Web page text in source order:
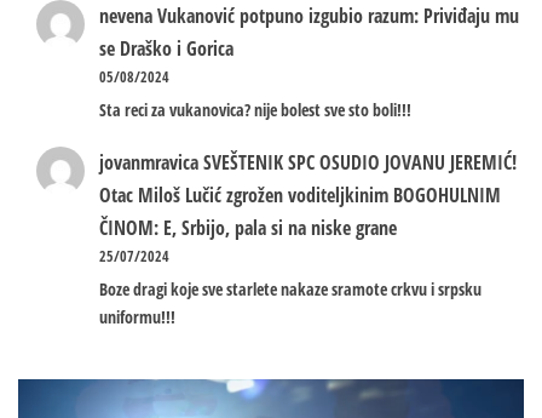
nevenaVukanović potpuno izgubio razum: Priviđaju mu
se Draško i Gorica
05/08/2024
Sta reci za vukanovica? nije bolest sve sto boli!!!
jovanmravicaSVEŠTENIK SPC OSUDIO JOVANU JEREMIĆ!
Otac Miloš Lučić zgrožen voditeljkinim BOGOHULNIM
ČINOM: E, Srbijo, pala si na niske grane
25/07/2024
Boze dragi koje sve starlete nakaze sramote crkvu i srpsku
uniformu!!!